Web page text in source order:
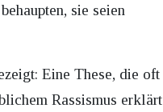
sie seien
Eine These, die oft
Rassismus erklärt